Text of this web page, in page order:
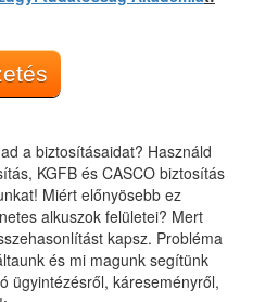
a biztosításaidat? Használd
KGFB és CASCO biztosítás
Miért előnyösebb ez
alkuszok felületei? Mert
kapsz. Probléma
és mi magunk segítünk
ügyintézésről, káreseményről,